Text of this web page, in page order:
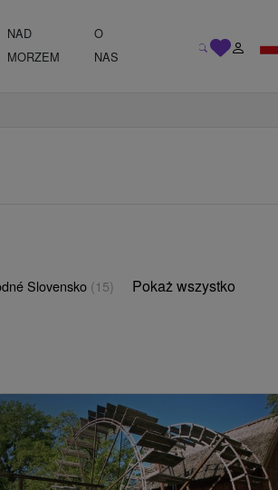
NAD
MORZEM
O
NAS
Slovensko (15) Pokaż wszystko